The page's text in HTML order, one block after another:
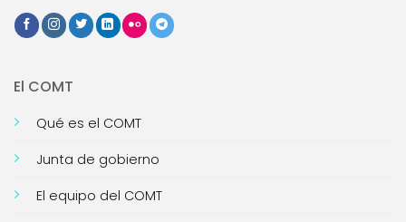
El COMT
Qué es el COMT
Junta de gobierno
El equipo del COMT